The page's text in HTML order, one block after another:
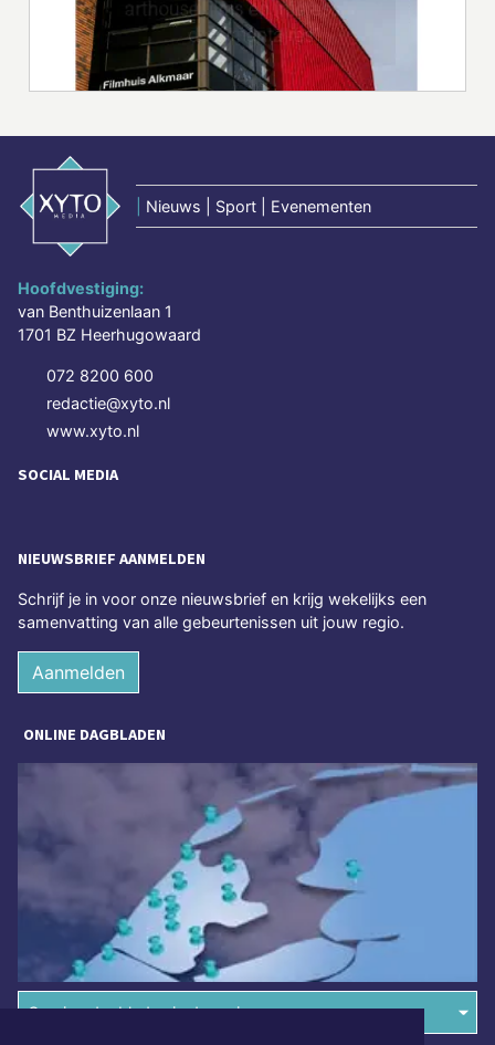
Nieuws | Sport | Evenementen
Hoofdvestiging:
van Benthuizenlaan 1
1701 BZ Heerhugowaard
072 8200 600
redactie@xyto.nl
www.xyto.nl
SOCIAL MEDIA
NIEUWSBRIEF AANMELDEN
Schrijf je in voor onze nieuwsbrief en krijg wekelijks een
samenvatting van alle gebeurtenissen uit jouw regio.
Aanmelden
ONLINE DAGBLADEN
Overige dagbladen in de regio